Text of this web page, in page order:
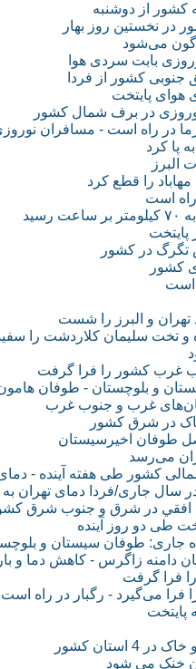
کشور از دوشنبه
در نخستین روز بهار
می‌شود
بابت سردی هوا
جنوبی کشور از فردا
در برف شمال کشور
در راه است - مسافران
پا کرد
البرز
است
پایتخت
تگرگ در کشور
کشور
است
تهران و البرز را شست
و تخت سلیمان کلاردشت را
غرب كشور را فرا گرفت
و بلوچستان - طوفان
غرب و جنوب غرب
در شرق کشور
می‌رسد
طی هفته آینده - دمای پایتخت از 40
فردا دمای تهران به 42 درجه می رسد
افقي در شرق و جنوب شرق
طی دو روز آینده
جاری: طوفان سیستان و
فرا گرفت
فرا می‌گیرد - رگبار در راه است
پایتخت
کشور
خنک می شود